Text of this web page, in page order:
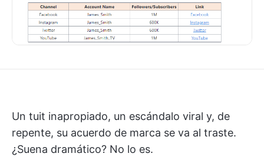
Un tuit inapropiado, un escándalo viral y, de
repente, su acuerdo de marca se va al traste.
¿Suena dramático? No lo es.